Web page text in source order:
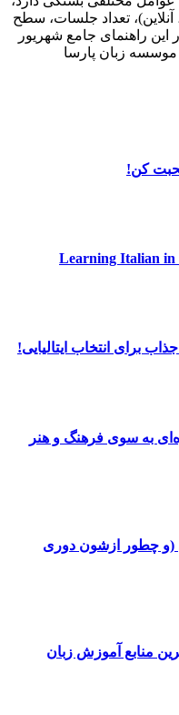
تعداد جلسات، سطح
راهنمای جامع شهریور
موسسه زبان پارسا
صحبت کن!
Learning Italian in
به سوی فرهنگ و هنر
(و چطور ازشون دوری
منابع آموزش زبان